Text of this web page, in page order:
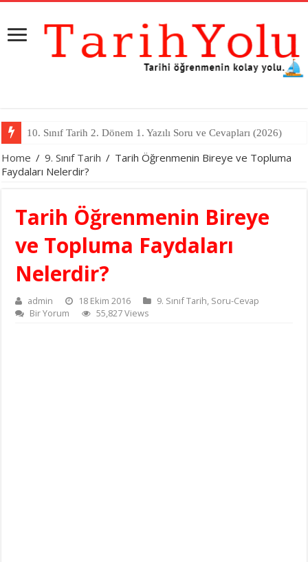
11. Sınıf Tarih 2. Dönem 1. Yazılı Soru ve Cevapları (2026)
Home / 9. Sınıf Tarih / Tarih Öğrenmenin Bireye ve Topluma
Faydaları Nelerdir?
Tarih Öğrenmenin Bireye
ve Topluma Faydaları
Nelerdir?
admin 18 Ekim 2016 9. Sınıf Tarih, Soru-Cevap
Bir Yorum
55,827 Views